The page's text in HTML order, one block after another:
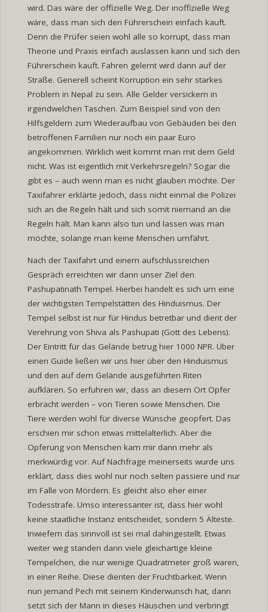
wird. Das wäre der offizielle Weg. Der inoffizielle Weg
wäre, dass man sich den Führerschein einfach kauft.
Denn die Prüfer seien wohl alle so korrupt, dass man
Theorie und Praxis einfach auslassen kann und sich den
Führerschein kauft. Fahren gelernt wird dann auf der
Straße. Generell scheint Korruption ein sehr starkes
Problem in Nepal zu sein. Alle Gelder versickern in
irgendwelchen Taschen. Zum Beispiel sind von den
Hilfsgeldern zum Wiederaufbau von Gebäuden bei den
betroffenen Familien nur noch ein paar Euro
angekommen. Wirklich weit kommt man mit dem Geld
nicht. Was ist eigentlich mit Verkehrsregeln? Sogar die
gibt es – auch wenn man es nicht glauben möchte. Der
Taxifahrer erklärte jedoch, dass nicht einmal die Polizei
sich an die Regeln hält und sich somit niemand an die
Regeln hält. Man kann also tun und lassen was man
möchte, solange man keine Menschen umfährt.
Nach der Taxifahrt und einem aufschlussreichen
Gespräch erreichten wir dann unser Ziel den
Pashupatinath Tempel. Hierbei handelt es sich um eine
der wichtigsten Tempelstätten des Hinduismus. Der
Tempel selbst ist nur für Hindus betretbar und dient der
Verehrung von Shiva als Pashupati (Gott des Lebens).
Der Eintritt für das Gelände betrug hier 1000 NPR. Über
einen Guide ließen wir uns hier über den Hinduismus
und den auf dem Gelände ausgeführten Riten
aufklären. So erfuhren wir, dass an diesem Ort Opfer
erbracht werden – von Tieren sowie Menschen. Die
Tiere werden wohl für diverse Wünsche geopfert. Das
erschien mir schon etwas mittelalterlich. Aber die
Opferung von Menschen kam mir dann mehr als
merkwürdig vor. Auf Nachfrage meinerseits wurde uns
erklärt, dass dies wohl nur noch selten passiere und nur
im Falle von Mördern. Es gleicht also eher einer
Todesstrafe. Umso interessanter ist, dass hier wohl
keine staatliche Instanz entscheidet, sondern 5 Älteste.
Inwiefern das sinnvoll ist sei mal dahingestellt. Etwas
weiter weg standen dann viele gleichartige kleine
Tempelchen, die nur wenige Quadratmeter groß waren,
in einer Reihe. Diese dienten der Fruchtbarkeit. Wenn
nun jemand Pech mit seinem Kinderwunsch hat, dann
setzt sich der Mann in dieses Häuschen und verbringt